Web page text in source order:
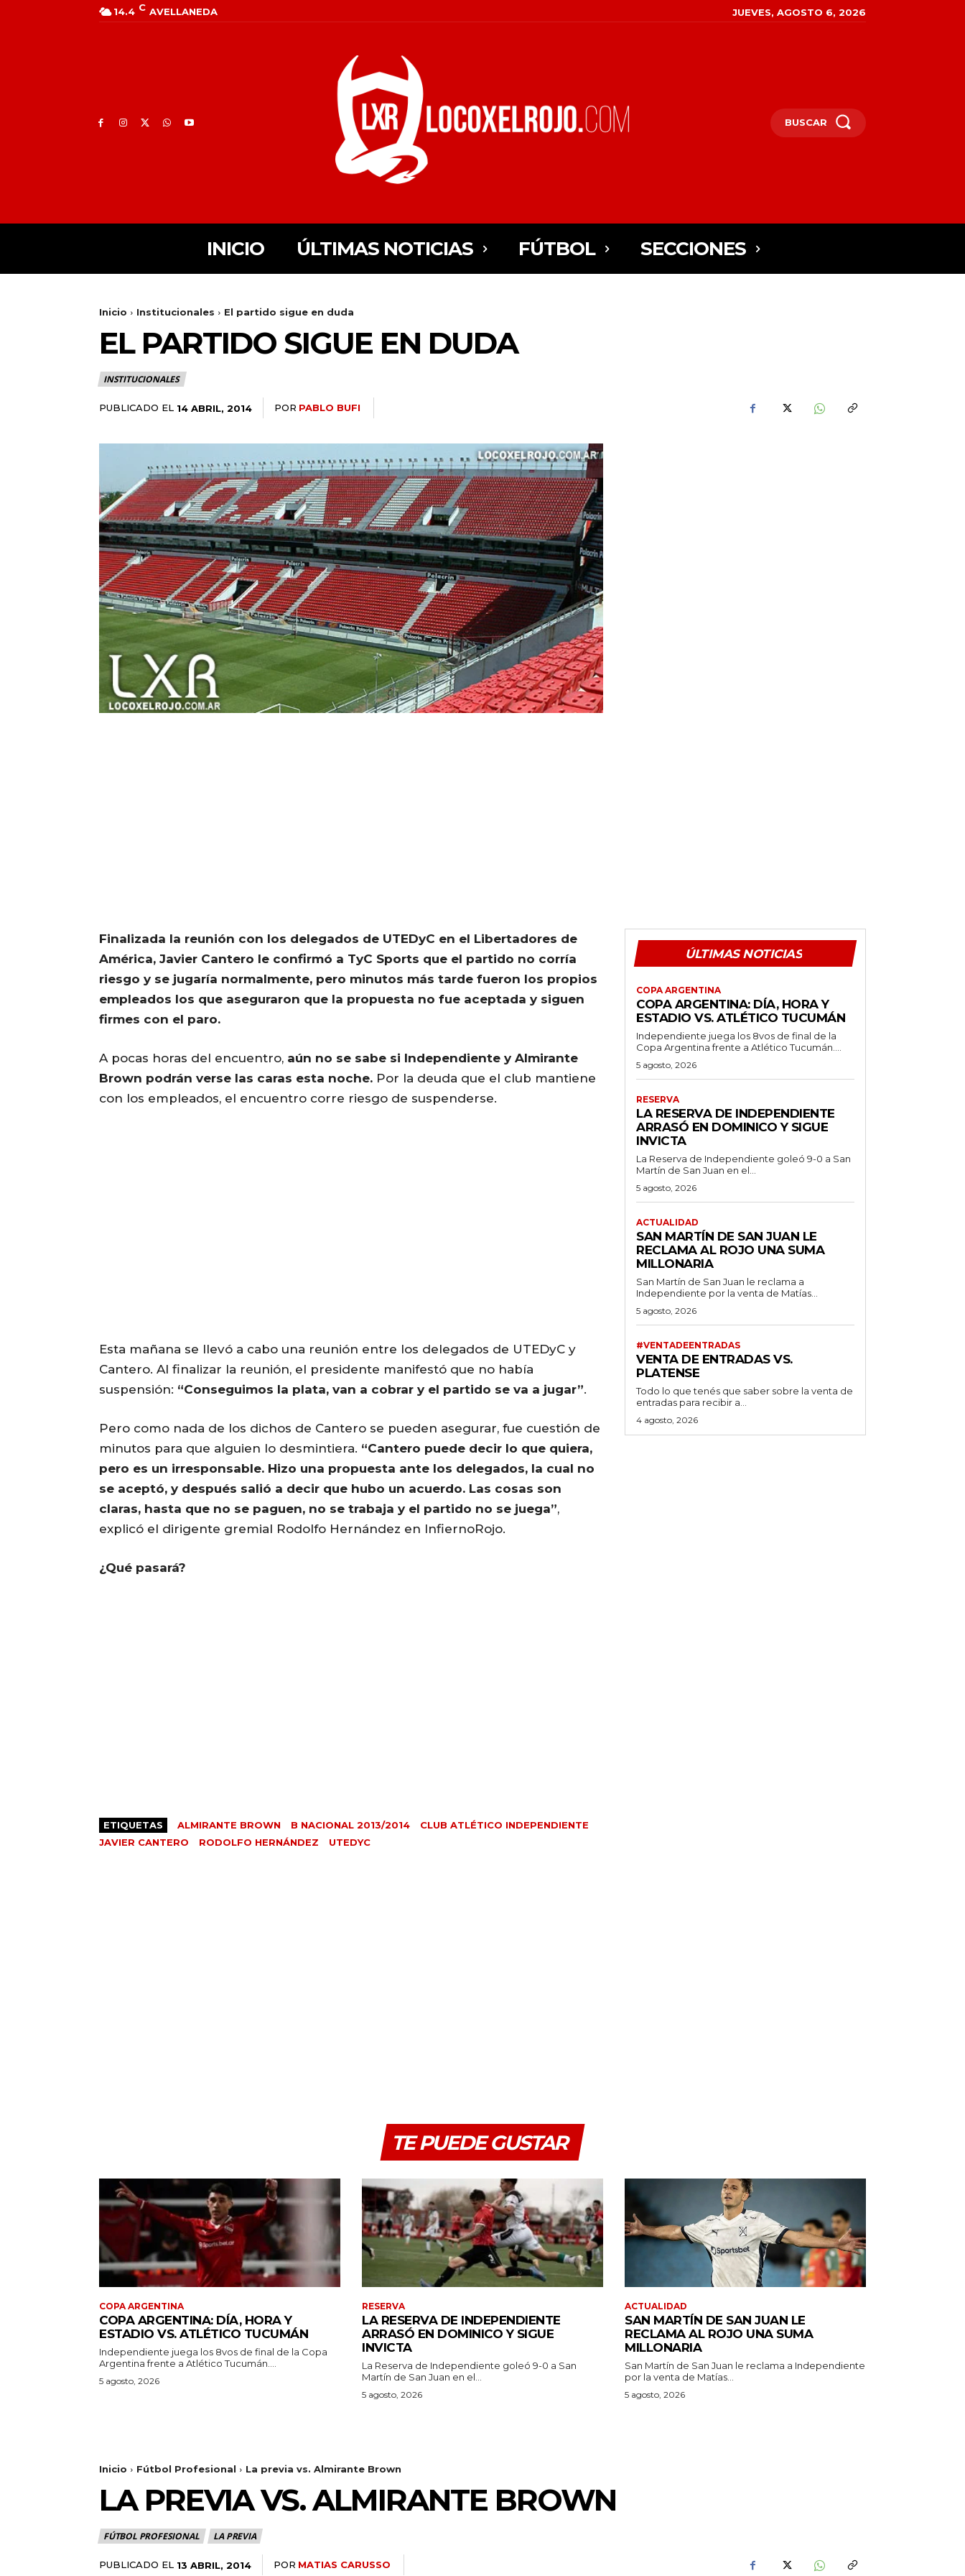
14.4 C AVELLANEDA JUEVES, AGOSTO 6, 2026
BUSCAR
INICIO ÚLTIMAS NOTICIAS FÚTBOL SECCIONES
Inicio Institucionales El partido sigue en duda
EL PARTIDO SIGUE EN DUDA
INSTITUCIONALES
PUBLICADO EL 14 ABRIL, 2014 POR PABLO BUFI
Finalizada la reunión con los delegados de UTEDyC en el Libertadores de
América, Javier Cantero le confirmó a TyC Sports que el partido no corría
riesgo y se jugaría normalmente, pero minutos más tarde fueron los propios
empleados los que aseguraron que la propuesta no fue aceptada y siguen
firmes con el paro.
A pocas horas del encuentro, aún no se sabe si Independiente y Almirante
Brown podrán verse las caras esta noche. Por la deuda que el club mantiene
con los empleados, el encuentro corre riesgo de suspenderse.
Esta mañana se llevó a cabo una reunión entre los delegados de UTEDyC y
Cantero. Al finalizar la reunión, el presidente manifestó que no había
suspensión: “Conseguimos la plata, van a cobrar y el partido se va a jugar”.
Pero como nada de los dichos de Cantero se pueden asegurar, fue cuestión de
minutos para que alguien lo desmintiera. “Cantero puede decir lo que quiera,
pero es un irresponsable. Hizo una propuesta ante los delegados, la cual no
se aceptó, y después salió a decir que hubo un acuerdo. Las cosas son
claras, hasta que no se paguen, no se trabaja y el partido no se juega”,
explicó el dirigente gremial Rodolfo Hernández en InfiernoRojo.
¿Qué pasará?
ETIQUETAS ALMIRANTE BROWN B NACIONAL 2013/2014
CLUB ATLÉTICO INDEPENDIENTE
JAVIER CANTERO
RODOLFO HERNÁNDEZ UTEDYC
ÚLTIMAS NOTICIAS
COPA ARGENTINA
COPA ARGENTINA: DÍA, HORA Y
ESTADIO VS. ATLÉTICO TUCUMÁN
Independiente juega los 8vos de final de la
Copa Argentina frente a Atlético Tucumán....
5 agosto, 2026
RESERVA
LA RESERVA DE INDEPENDIENTE
ARRASÓ EN DOMINICO Y SIGUE
INVICTA
La Reserva de Independiente goleó 9-0 a San
Martín de San Juan en el...
5 agosto, 2026
ACTUALIDAD
SAN MARTÍN DE SAN JUAN LE
RECLAMA AL ROJO UNA SUMA
MILLONARIA
San Martín de San Juan le reclama a
Independiente por la venta de Matías...
5 agosto, 2026
#VENTADEENTRADAS
VENTA DE ENTRADAS VS.
PLATENSE
Todo lo que tenés que saber sobre la venta de
entradas para recibir a...
4 agosto, 2026
TE PUEDE GUSTAR
COPA ARGENTINA
COPA ARGENTINA: DÍA, HORA Y
ESTADIO VS. ATLÉTICO TUCUMÁN
Independiente juega los 8vos de final de la Copa
Argentina frente a Atlético Tucumán....
5 agosto, 2026
RESERVA
LA RESERVA DE INDEPENDIENTE
ARRASÓ EN DOMINICO Y SIGUE
INVICTA
La Reserva de Independiente goleó 9-0 a San
Martín de San Juan en el...
5 agosto, 2026
ACTUALIDAD
SAN MARTÍN DE SAN JUAN LE
RECLAMA AL ROJO UNA SUMA
MILLONARIA
San Martín de San Juan le reclama a Independiente
por la venta de Matías...
5 agosto, 2026